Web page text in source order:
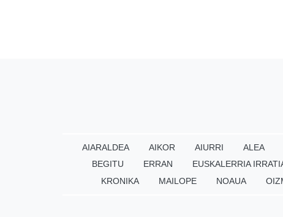
AIARALDEA AIKOR AIURRI ALEA
BEGITU
ERRAN EUSKALERRIA
KRONIKA
MAILOPE NOAUA